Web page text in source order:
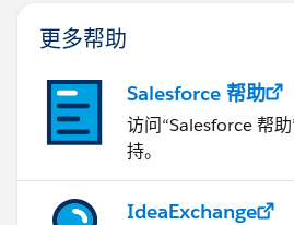
更多帮助
Salesforce 帮助
访问“Salesforce 帮
持。
IdeaExchange